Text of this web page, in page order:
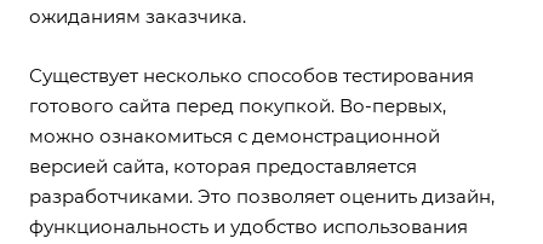
ожиданиям заказчика.
Существует несколько способов тестирования
готового сайта перед покупкой. Во-первых,
можно ознакомиться с демонстрационной
версией сайта, которая предоставляется
разработчиками. Это позволяет оценить дизайн,
функциональность и удобство использования